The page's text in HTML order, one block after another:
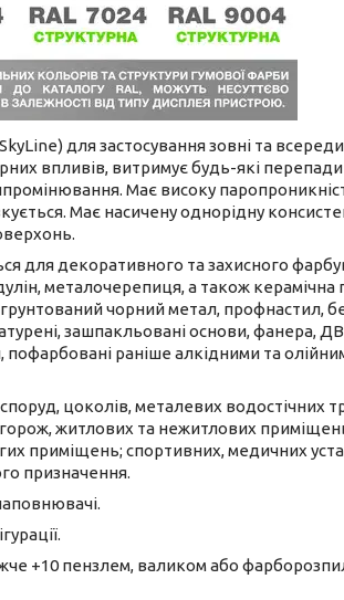
для застосування зовні та
впливів, витримує будь-які перепади
Має високу
Має насичену однорідну
для декоративного та захисного
металочерепиця, а також керамічна
чорний метал, профнастил,
зашпакльовані основи, фанера,
раніше алкідними та
цоколів, металевих водостічних
житлових та нежитлових
приміщень; спортивних, медичних
призначення.
+10 пензлем, валиком або